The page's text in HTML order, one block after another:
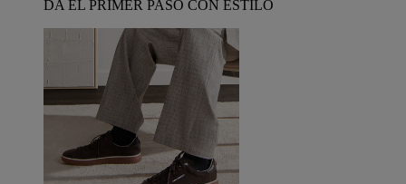
DA EL PRIMER PASO CON ESTILO